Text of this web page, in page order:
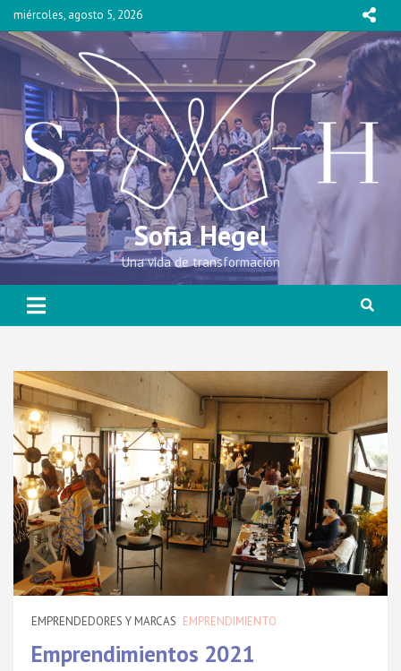
Skip
to
content
miércoles, agosto 5, 2026
Sofia Hegel
Una vida de transformación
EMPRENDEDORES Y MARCAS EMPRENDIMIENTO
Emprendimientos 2021